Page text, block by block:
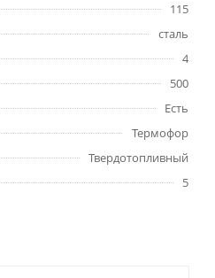
115
сталь
4
500
Есть
Термофор
Твердотопливный
5